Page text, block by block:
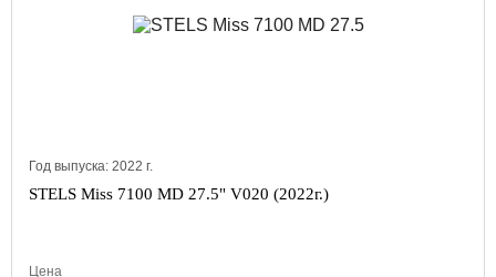
Год выпуска: 2022 г.
STELS Miss 7100 MD 27.5" V020 (2022г.)
Цена